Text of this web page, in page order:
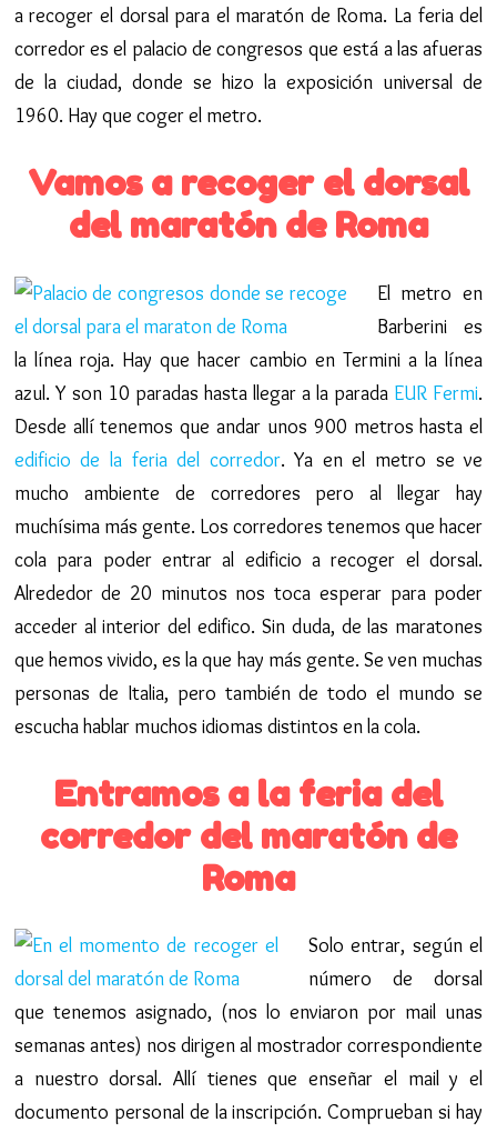
a recoger el dorsal para el maratón de Roma. La feria del
corredor es el palacio de congresos que está a las afueras
de la ciudad, donde se hizo la exposición universal de
1960. Hay que coger el metro.
Vamos a recoger el dorsal
del maratón de Roma
El metro en
Barberini es
la línea roja. Hay que hacer cambio en Termini a la línea
azul. Y son 10 paradas hasta llegar a la parada EUR Fermi.
Desde allí tenemos que andar unos 900 metros hasta el
edificio de la feria del corredor. Ya en el metro se ve
mucho ambiente de corredores pero al llegar hay
muchísima más gente. Los corredores tenemos que hacer
cola para poder entrar al edificio a recoger el dorsal.
Alrededor de 20 minutos nos toca esperar para poder
acceder al interior del edifico. Sin duda, de las maratones
que hemos vivido, es la que hay más gente. Se ven muchas
personas de Italia, pero también de todo el mundo se
escucha hablar muchos idiomas distintos en la cola.
Entramos a la feria del
corredor del maratón de
Roma
Solo entrar, según el
número de dorsal
que tenemos asignado, (nos lo enviaron por mail unas
semanas antes) nos dirigen al mostrador correspondiente
a nuestro dorsal. Allí tienes que enseñar el mail y el
documento personal de la inscripción. Comprueban si hay